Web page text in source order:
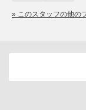
» このスタッフの他の